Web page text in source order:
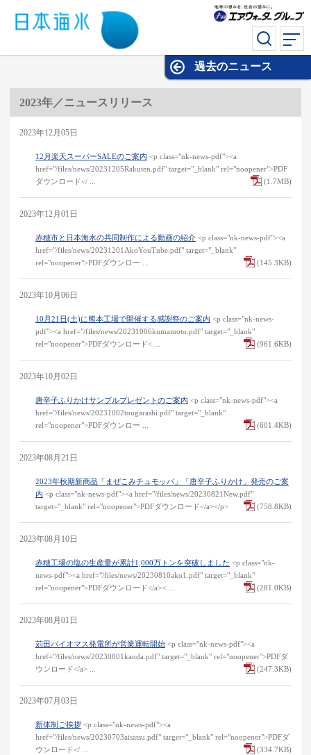
過去のニュース
過去のニュース
2023年／ニュースリリース
2023年12月05日
12月楽天スーパーSALEのご案内 <p class="nk-news-pdf"><a
href="/files/news/20231205Rakuten.pdf" target="_blank" rel="noopener">PDF
ダウンロード</ ...
(1.7MB)
2023年12月01日
赤穂市と日本海水の共同制作による動画の紹介 <p class="nk-news-pdf"><a
href="/files/news/20231201AkoYouTube.pdf" target="_blank"
rel="noopener">PDFダウンロー ...
(145.3KB)
2023年10月06日
10月21日(土)に熊本工場で開催する感謝祭のご案内 <p class="nk-news-
pdf"><a href="/files/news/20231006kumamoto.pdf" target="_blank"
rel="noopener">PDFダウンロード< ...
(961.6KB)
2023年10月02日
唐辛子ふりかけサンプルプレゼントのご案内 <p class="nk-news-pdf"><a
href="/files/news/20231002tougarashi.pdf" target="_blank"
rel="noopener">PDFダウンロー ...
(601.4KB)
2023年08月21日
2023年秋期新商品「まぜこみチュモッパ」「唐辛子ふりかけ」発売のご案
内 <p class="nk-news-pdf"><a href="/files/news/20230821New.pdf"
target="_blank" rel="noopener">PDFダウンロード</a></p>
(758.8KB)
2023年08月10日
赤穂工場の塩の生産量が累計1,000万トンを突破しました <p class="nk-
news-pdf"><a href="/files/news/20230810ako1.pdf" target="_blank"
rel="noopener">PDFダウンロード</a>< ...
(281.0KB)
2023年08月01日
苅田バイオマス発電所が営業運転開始 <p class="nk-news-pdf"><a
href="/files/news/20230801kanda.pdf" target="_blank" rel="noopener">PDFダ
ウンロード</a> ...
(247.3KB)
2023年07月03日
新体制ご挨拶 <p class="nk-news-pdf"><a
href="/files/news/20230703aisatsu.pdf" target="_blank" rel="noopener">PDFダ
ウンロード</ ...
(334.7KB)